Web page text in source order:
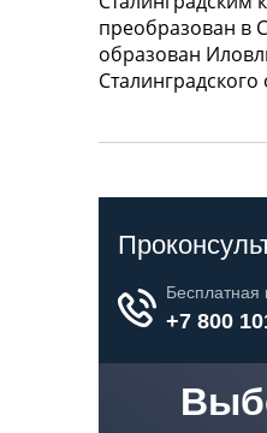
преобразован в
образован
Сталинградского